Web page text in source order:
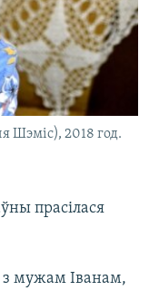
Шэміс), 2018 год.
прасілася
з мужам Іванам,